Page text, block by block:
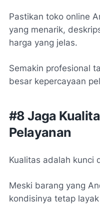
Pastikan toko online
yang menarik,
harga yang jelas.
Semakin profesional
besar kepercayaan
#8 Jaga
Pelayanan
Kualitas adalah kunci
Meski barang yang
kondisinya tetap